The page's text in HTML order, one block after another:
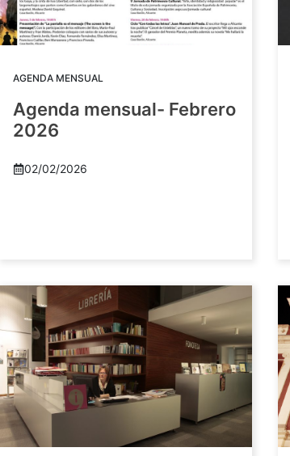
AGENDA MENSUAL
Agenda mensual- Febrero
2026
02/02/2026